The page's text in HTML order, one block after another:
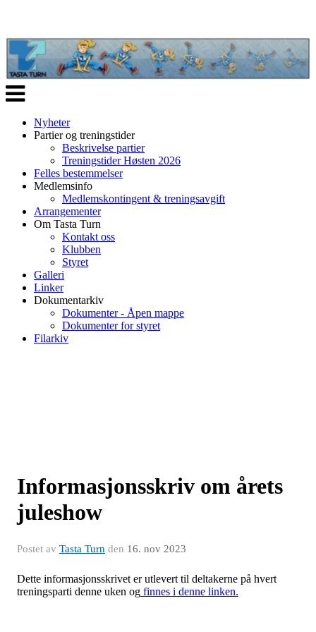
Veksle
navigasjon
Nyheter
Partier og treningstider
Beskrivelse partier
Treningstider Høsten 2026
Felles bestemmelser
Medlemsinfo
Medlemskontingent & treningsavgift
Arrangementer
Om Tasta Turn
Kontakt oss
Klubben
Styret
Galleri
Linker
Dokumentarkiv
Dokumenter - Åpen mappe
Dokumenter for styret
Filarkiv
Informasjonsskriv om årets
juleshow
Postet av Tasta Turn den 16. nov 2023
Dette informasjonsskrivet er utlevert til deltakerne på hvert
treningsparti denne uken og finnes i denne linken.